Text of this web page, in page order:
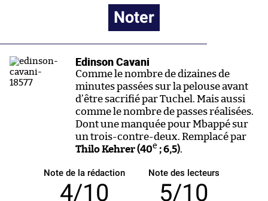
Noter
Edinson Cavani
Comme le nombre de dizaines de
minutes passées sur la pelouse avant
d’être sacrifié par Tuchel. Mais aussi
comme le nombre de passes réalisées.
Dont une manquée pour Mbappé sur
un trois-contre-deux. Remplacé par
Thilo Kehrer (40e ; 6,5).
Note de la rédaction
4/10
Note des lecteurs
5/10